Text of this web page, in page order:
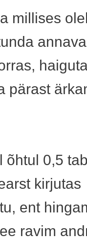
millises
pärast
õhtul 0,5
kirjutas
ent
ravim